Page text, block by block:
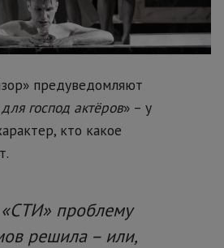
предуведомляют
господ актёров» – у
кто какое
проблему
решила – или,